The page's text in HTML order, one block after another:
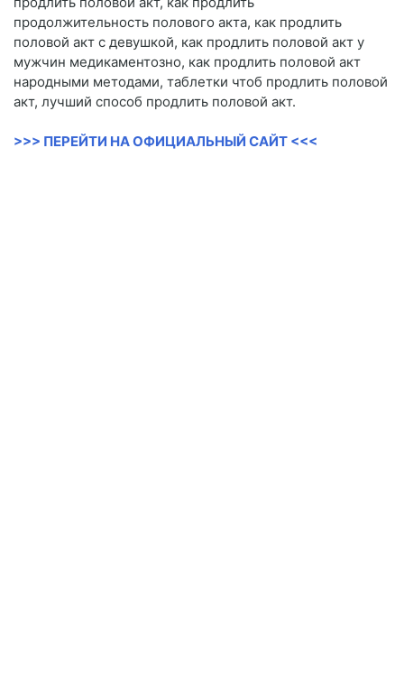
продолжительность полового акта, как продлить
половой акт с девушкой, как продлить половой акт у
мужчин медикаментозно, как продлить половой акт
народными методами, таблетки чтоб продлить половой
акт, лучший способ продлить половой акт.
>>> ПЕРЕЙТИ НА ОФИЦИАЛЬНЫЙ САЙТ <<<